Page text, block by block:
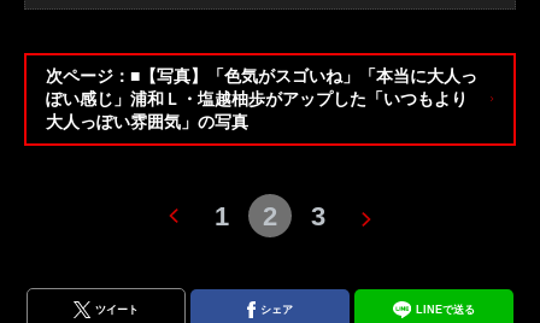
次ページ：■【写真】「色気がスゴいね」「本当に大人っ
ぽい感じ」浦和Ｌ・塩越柚歩がアップした「いつもより
大人っぽい雰囲気」の写真
1 2 3
ツイート シェア LINEで送る